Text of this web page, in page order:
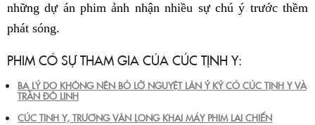
những dự án phim ảnh nhận nhiều sự chú ý trước thềm
phát sóng.
PHIM CÓ SỰ THAM GIA CỦA CÚC TỊNH Y:
BA LÝ DO KHÔNG NÊN BỎ LỠ NGUYỆT LÂN Ỷ KỶ CÓ CÚC TỊNH Y VÀ
TRẦN ĐÔ LINH
CÚC TỊNH Y, TRƯƠNG VÂN LONG KHAI MÁY PHIM LAI CHIẾN